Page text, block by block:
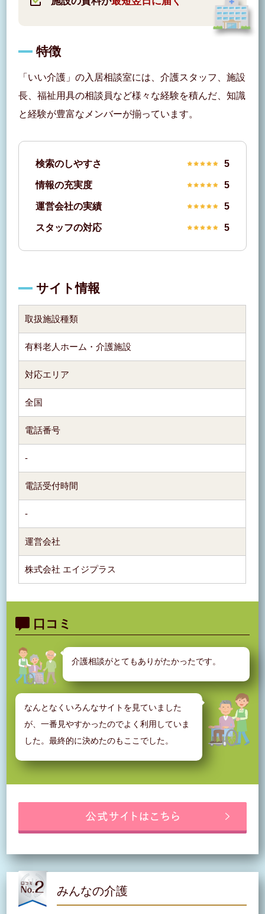
特徴
「いい介護」の入居相談室には、介護スタッフ、施設
長、福祉用具の相談員など様々な経験を積んだ、知識
と経験が豊富なメンバーが揃っています。
検索のしやすさ 5
情報の充実度 5
運営会社の実績 5
スタッフの対応 5
サイト情報
取扱施設種類
有料老人ホーム・介護施設
対応エリア
全国
電話番号
-
電話受付時間
-
運営会社
株式会社 エイジプラス
口コミ
介護相談がとてもありがたかったです。
なんとなくいろんなサイトを見ていました
が、一番見やすかったのでよく利用していま
した。最終的に決めたのもここでした。
みんなの介護